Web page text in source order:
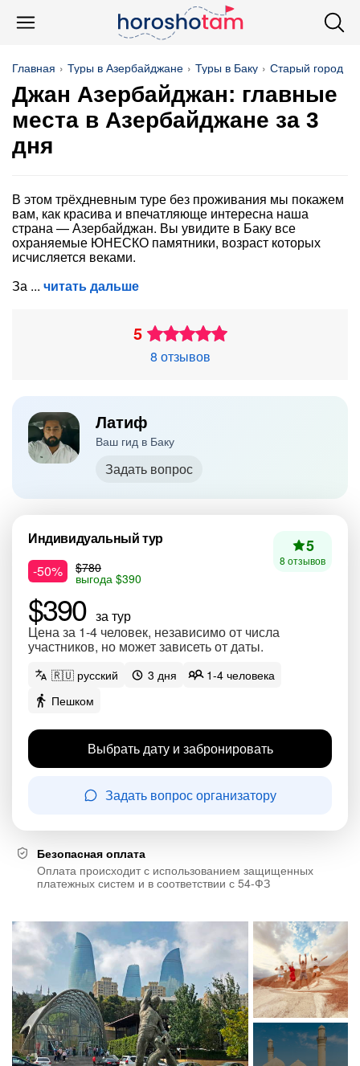
Главная Туры в Азербайджане Туры в Баку Старый город
Джан Азербайджан: главные
места в Азербайджане за 3
дня
В этом трёхдневным туре без проживания мы покажем
вам, как красива и впечатляюще интересна наша
страна — Азербайджан. Вы увидите в Баку все
охраняемые ЮНЕСКО памятники, возраст которых
исчисляется веками.
За
читать дальше
5
8 отзывов
Латиф
Ваш гид в Баку
Задать вопрос
Индивидуальный тур
-50%
$780
выгода $390
$390 за тур
Цена за 1-4 человек, независимо от числа
участников, но может зависеть от даты.
5
8 отзывов
🇷🇺 русский 3 дня
1-4 человека
Пешком
Выбрать дату и забронировать
Задать вопрос организатору
Безопасная оплата
Оплата происходит с использованием защищенных
платежных систем и в соответствии с 54-ФЗ